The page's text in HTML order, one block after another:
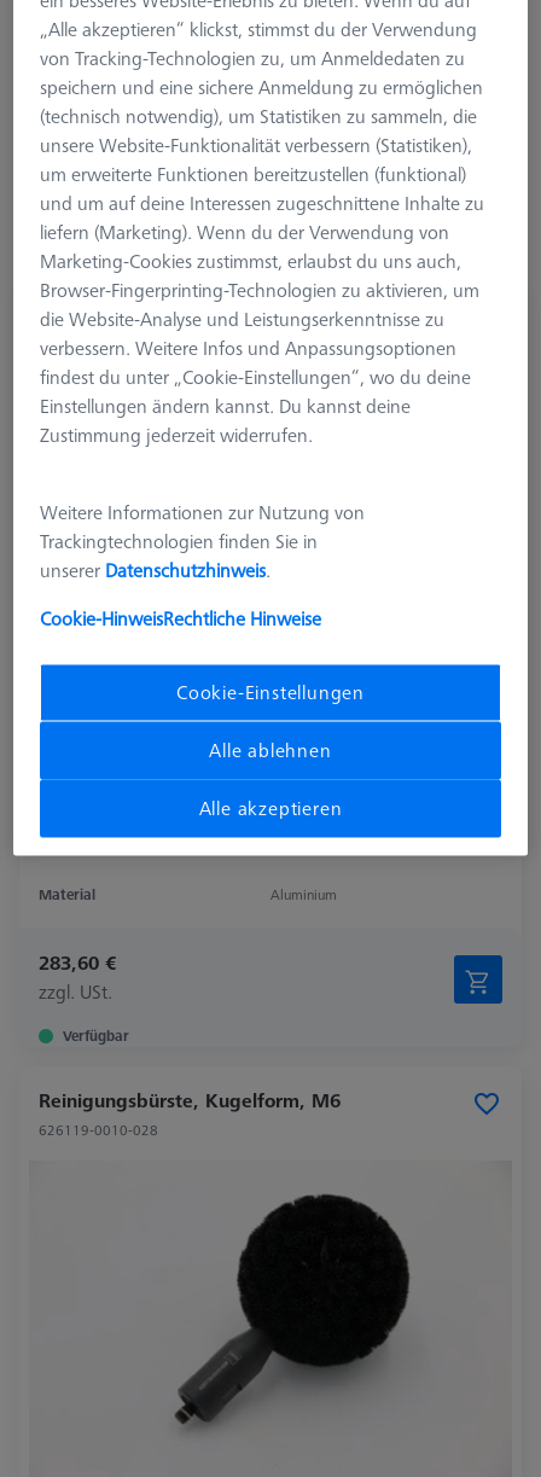
Hier finden sich Produkte, die direkt im Messprozess
verwendet werden, aber auch Komponenten die zur Ordnung
(und damit zur Gebrauchssicherheit) auf der Maschine
beitragen. Mit den optionalen Produkten für KMGs kann
sowohl der Messprozess optimiert als auch die Lebensdauer
von bestimmten Elementen verlängert werden.
Aufbewahrungsbox für KMG Zubehör
626170-0011-657
Material Aluminium
283,60 €
zzgl. USt.
Verfügbar
Reinigungsbürste, Kugelform, M6
626119-0010-028
„Alle akzeptieren“ klickst, stimmst du der Verwendung
von Tracking-Technologien zu, um Anmeldedaten zu
speichern und eine sichere Anmeldung zu ermöglichen
(technisch notwendig), um Statistiken zu sammeln, die
unsere Website-Funktionalität verbessern (Statistiken),
um erweiterte Funktionen bereitzustellen (funktional)
und um auf deine Interessen zugeschnittene Inhalte zu
liefern (Marketing). Wenn du der Verwendung von
Marketing-Cookies zustimmst, erlaubst du uns auch,
Browser-Fingerprinting-Technologien zu aktivieren, um
die Website-Analyse und Leistungserkenntnisse zu
verbessern. Weitere Infos und Anpassungsoptionen
findest du unter „Cookie-Einstellungen“, wo du deine
Einstellungen ändern kannst. Du kannst deine
Zustimmung jederzeit widerrufen.
Weitere Informationen zur Nutzung von
Trackingtechnologien finden Sie in
unserer Datenschutzhinweis.
Cookie-HinweisRechtliche Hinweise
Cookie-Einstellungen
Alle ablehnen
Alle akzeptieren